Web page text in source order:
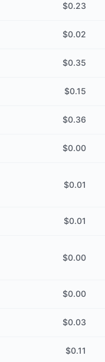
$0.23
$0.02
$0.35
$0.15
$0.36
$0.00
$0.01
$0.01
$0.00
$0.00
$0.03
$0.11